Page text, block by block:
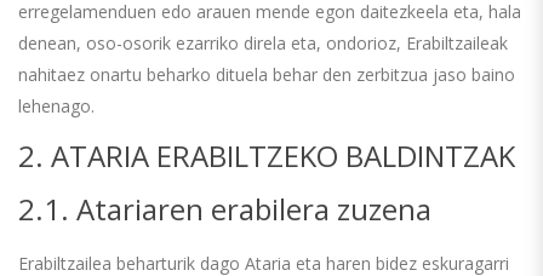
erregelamenduen edo arauen mende egon daitezkeela eta, hala
denean, oso-osorik ezarriko direla eta, ondorioz, Erabiltzaileak
nahitaez onartu beharko dituela behar den zerbitzua jaso baino
lehenago.
2. ATARIA ERABILTZEKO BALDINTZAK
2.1. Atariaren erabilera zuzena
Erabiltzailea beharturik dago Ataria eta haren bidez eskuragarri